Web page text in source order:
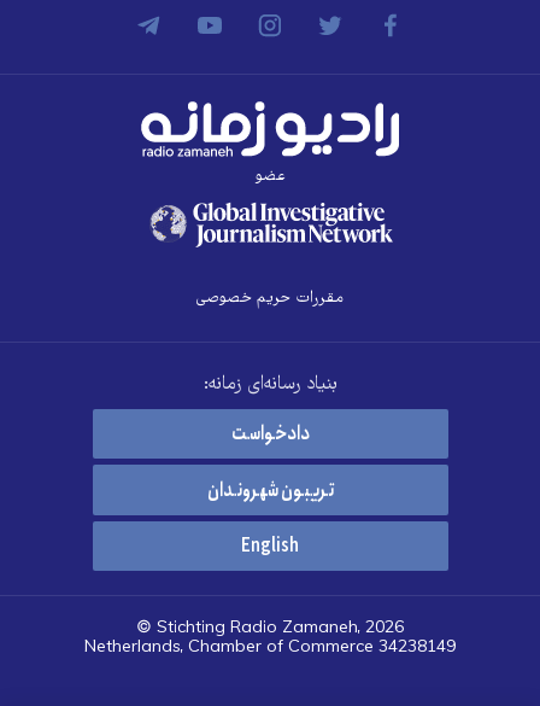
عضو
مقررات حریم خصوصی
بنیاد رسانه‌ای زمانه:
دادخواست
تریبون شهروندان
English
© Stichting Radio Zamaneh, 2026
Netherlands, Chamber of Commerce 34238149